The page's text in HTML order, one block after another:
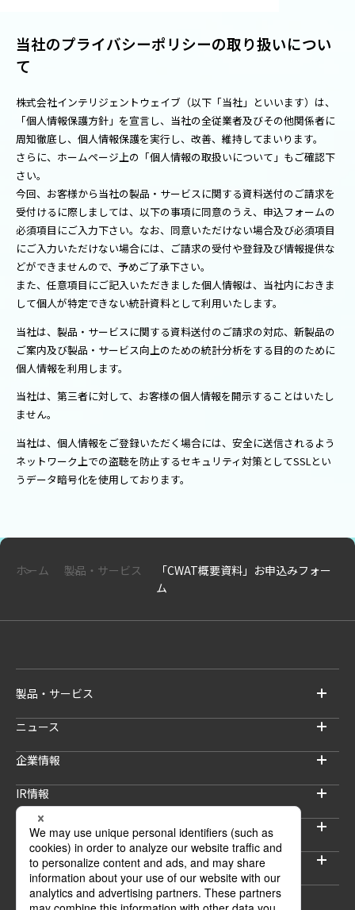
当社のプライバシーポリシーの取り扱いについ
て
株式会社インテリジェントウェイブ（以下「当社」といいます）は、
「個人情報保護方針」を宣言し、当社の全従業者及びその他関係者に
周知徹底し、個人情報保護を実行し、改善、維持してまいります。
さらに、ホームページ上の「個人情報の取扱いについて」もご確認下
さい。
今回、お客様から当社の製品・サービスに関する資料送付のご請求を
受付けるに際しましては、以下の事項に同意のうえ、申込フォームの
必須項目にご入力下さい。なお、同意いただけない場合及び必須項目
にご入力いただけない場合には、ご請求の受付や登録及び情報提供な
どができませんので、予めご了承下さい。
また、任意項目にご記入いただきました個人情報は、当社内におきま
して個人が特定できない統計資料として利用いたします。
当社は、製品・サービスに関する資料送付のご請求の対応、新製品の
ご案内及び製品・サービス向上のための統計分析をする目的のために
個人情報を利用します。
当社は、第三者に対して、お客様の個人情報を開示することはいたし
ません。
当社は、個人情報をご登録いただく場合には、安全に送信されるよう
ネットワーク上での盗聴を防止するセキュリティ対策としてSSLとい
うデータ暗号化を使用しております。
な委託先を選定して、取り扱いの一部を委託することがございます。
当社は、ご本人又はその代理人から、ご本人の個人情報の利用目的の
＜個人情報の開示等、苦情等のお問い合わせ先＞
株式会社インテリジェントウェイブ
Tel：03－6222－7016
プライバシーポリシー（リンク先）
ホーム 製品・サービス
「CWAT概要資料」お申込みフォー
ム
製品・サービス
ニュース
企業情報
IR情報
サステナビリティ
採用情報